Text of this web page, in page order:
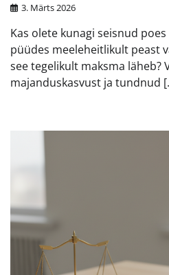
3. Märts 2026
Kas olete kunagi seisnud
püüdes meeleheitlikult peast
see tegelikult maksma läheb?
majanduskasvust ja tundnud